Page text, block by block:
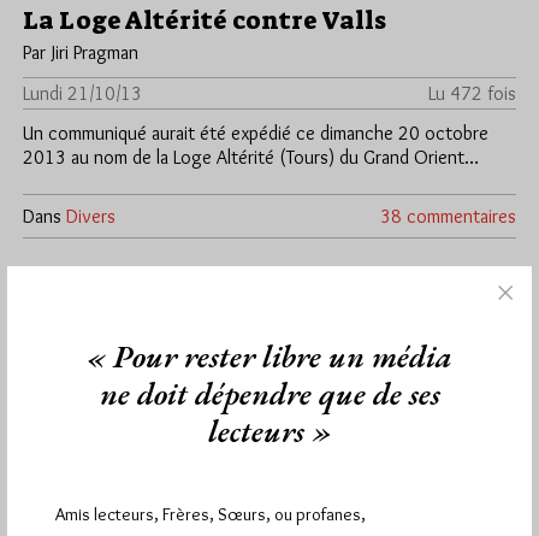
La Loge Altérité contre Valls
Par Jiri Pragman
Lundi 21/10/13
Lu 472 fois
Un communiqué aurait été expédié ce dimanche 20 octobre
2013 au nom de la Loge Altérité (Tours) du Grand Orient…
Dans Divers 38 commentaires
Hier samedi 8 août 2026, Hiram.be a reçu 1 698 visites
2 926 pages ont été lues (Source : Pirsch.io)
Plus d’informations
« Pour rester libre un média
ne doit dépendre que de ses
lecteurs »
Amis lecteurs, Frères, Sœurs, ou profanes,